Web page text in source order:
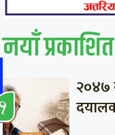
नयाँ प्रकाशित
२०४७